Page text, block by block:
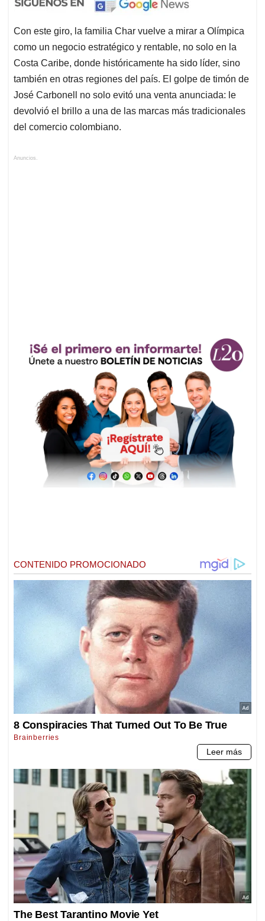
Con este giro, la familia Char vuelve a mirar a Olímpica
como un negocio estratégico y rentable, no solo en la
Costa Caribe, donde históricamente ha sido líder, sino
también en otras regiones del país. El golpe de timón de
José Carbonell no solo evitó una venta anunciada: le
devolvió el brillo a una de las marcas más tradicionales
del comercio colombiano.
Anuncios.